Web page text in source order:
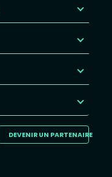
DEVENIR UN PARTENAIRE